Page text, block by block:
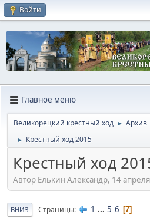
Войти
Главное меню
Великорецкий крестный ход ► Архив
► Крестный ход 2015
Крестный ход
Автор Елькин Александр, 14
ВНИЗ Страницы 1 ... 5 6 7